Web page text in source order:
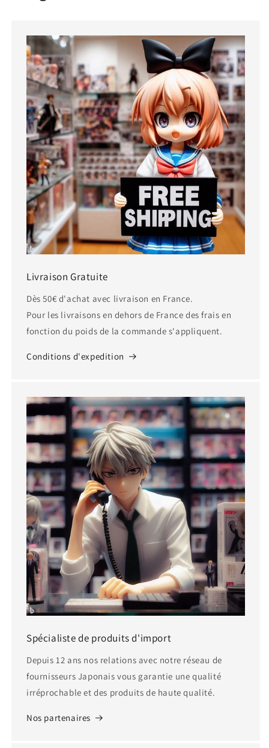
Livraison Gratuite
Dès 50€ d'achat avec livraison en France.
Pour les livraisons en dehors de France des frais en
fonction du poids de la commande s'appliquent.
Conditions d'expedition
Spécialiste de produits d'import
Depuis 12 ans nos relations avec notre réseau de
fournisseurs Japonais vous garantie une qualité
irréprochable et des produits de haute qualité.
Nos partenaires